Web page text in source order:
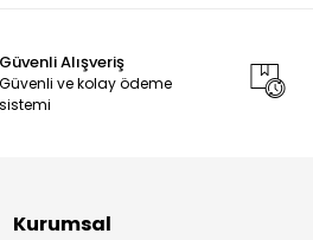
Güvenli Alışveriş
Güvenli ve kolay ödeme
sistemi
Kurumsal